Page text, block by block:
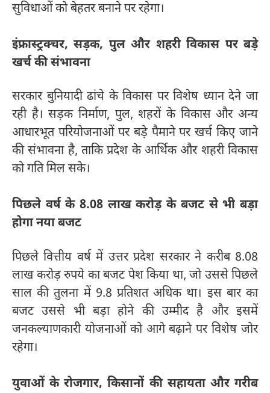
सुविधाओं को बेहतर बनाने पर रहेगा।
इंफ्रास्ट्रक्चर, सड़क, पुल और शहरी विकास पर बड़े
खर्च की संभावना
सरकार बुनियादी ढांचे के विकास पर विशेष ध्यान देने जा
रही है। सड़क निर्माण, पुल, शहरों के विकास और अन्य
आधारभूत परियोजनाओं पर बड़े पैमाने पर खर्च किए जाने
की संभावना है, ताकि प्रदेश के आर्थिक और शहरी विकास
को गति मिल सके।
पिछले वर्ष के 8.08 लाख करोड़ के बजट से भी बड़ा
होगा नया बजट
पिछले वित्तीय वर्ष में उत्तर प्रदेश सरकार ने करीब 8.08
लाख करोड़ रुपये का बजट पेश किया था, जो उससे पिछले
साल की तुलना में 9.8 प्रतिशत अधिक था। इस बार का
बजट उससे भी बड़ा होने की उम्मीद है और इसमें
जनकल्याणकारी योजनाओं को आगे बढ़ाने पर विशेष जोर
रहेगा।
युवाओं के रोजगार, किसानों की सहायता और गरीब